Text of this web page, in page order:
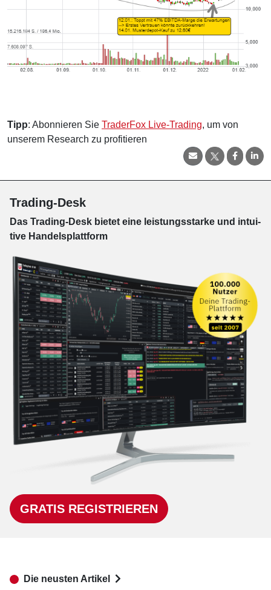
Tipp: Abonnieren Sie TraderFox Live-Trading, um von
unserem Research zu profitieren
Trading-Desk
Das Trading-Desk bie­tet eine leis­tungs­star­ke und in­tui­
tive Han­dels­platt­form
GRATIS REGISTRIEREN
Die neusten Artikel